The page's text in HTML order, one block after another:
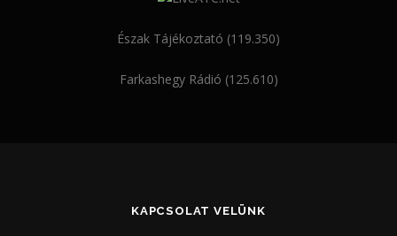
Észak Tájékoztató (119.350)
Farkashegy Rádió (125.610)
KAPCSOLAT VELÜNK